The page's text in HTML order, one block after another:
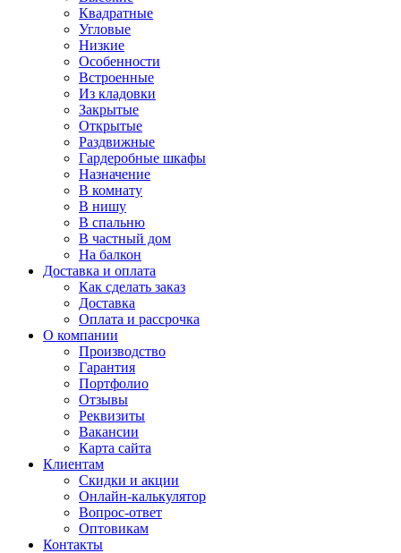
Квадратные
Угловые
Низкие
Особенности
Встроенные
Из кладовки
Закрытые
Открытые
Раздвижные
Гардеробные шкафы
Назначение
В комнату
В нишу
В спальню
В частный дом
На балкон
Доставка и оплата
Как сделать заказ
Доставка
Оплата и рассрочка
О компании
Производство
Гарантия
Портфолио
Отзывы
Реквизиты
Вакансии
Карта сайта
Клиентам
Скидки и акции
Онлайн-калькулятор
Вопрос-ответ
Оптовикам
Контакты